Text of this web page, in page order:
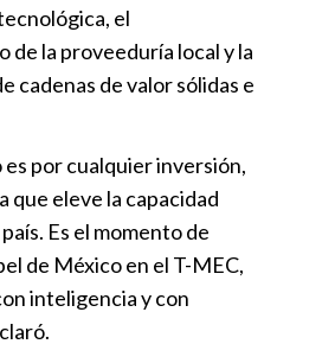
el
la proveeduría local y la
cadenas de valor sólidas e
es por cualquier inversión,
que eleve la capacidad
Es el momento de
de México en el T-MEC,
inteligencia y con